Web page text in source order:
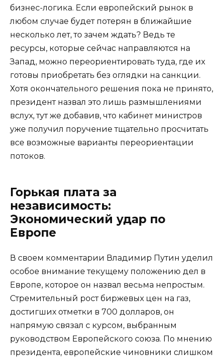
бизнес-логика. Если европейский рынок в
любом случае будет потерян в ближайшие
несколько лет, то зачем ждать? Ведь те
ресурсы, которые сейчас направляются на
Запад, можно переориентировать туда, где их
готовы приобретать без оглядки на санкции.
Хотя окончательного решения пока не принято,
президент назвал это лишь размышлениями
вслух, тут же добавив, что кабинет министров
уже получил поручение тщательно просчитать
все возможные варианты переориентации
потоков.
Горькая плата за
независимость:
Экономический удар по
Европе
В своем комментарии Владимир Путин уделил
особое внимание текущему положению дел в
Европе, которое он назвал весьма непростым.
Стремительный рост биржевых цен на газ,
достигших отметки в 700 долларов, он
напрямую связал с курсом, выбранным
руководством Европейского союза. По мнению
президента, европейские чиновники слишком